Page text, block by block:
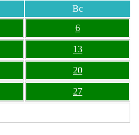
Вс
6
13
20
27